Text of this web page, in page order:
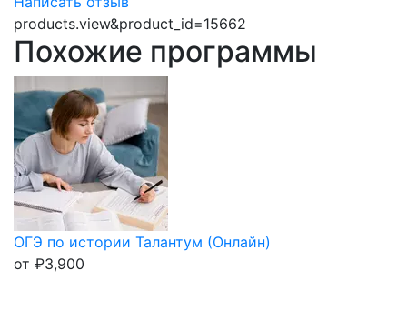
products.view&product_id=15662
Похожие программы
ОГЭ по истории Талантум (Онлайн)
от ₽3,900